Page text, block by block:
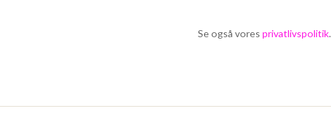
Se også vores privatlivspolitik.